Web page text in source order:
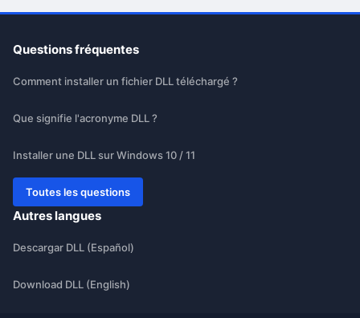
Questions fréquentes
Comment installer un fichier DLL téléchargé ?
Que signifie l'acronyme DLL ?
Installer une DLL sur Windows 10 / 11
Toutes les questions
Autres langues
Descargar DLL (Español)
Download DLL (English)